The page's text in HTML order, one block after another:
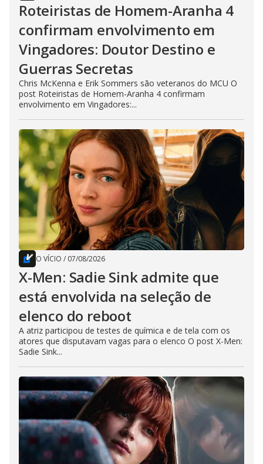
Roteiristas de Homem-Aranha 4
confirmam envolvimento em
Vingadores: Doutor Destino e
Guerras Secretas
Chris McKenna e Erik Sommers são veteranos do MCU O
post Roteiristas de Homem-Aranha 4 confirmam
envolvimento em Vingadores:...
O VÍCIO / 07/08/2026
X-Men: Sadie Sink admite que
está envolvida na seleção de
elenco do reboot
A atriz participou de testes de química e de tela com os
atores que disputavam vagas para o elenco O post X-Men:
Sadie Sink...